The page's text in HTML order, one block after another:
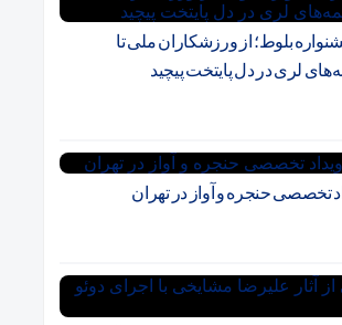
بلوط؛ از ورزشکاران ملی تا
لری در دل پایتخت پیچید
تخصصی حنجره و آواز در تهران